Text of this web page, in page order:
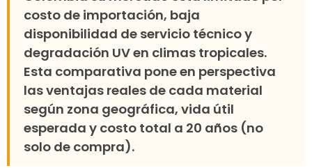
costo de importación, baja
disponibilidad de servicio técnico y
degradación UV en climas tropicales.
Esta comparativa pone en perspectiva
las ventajas reales de cada material
según zona geográfica, vida útil
esperada y costo total a 20 años (no
solo de compra).